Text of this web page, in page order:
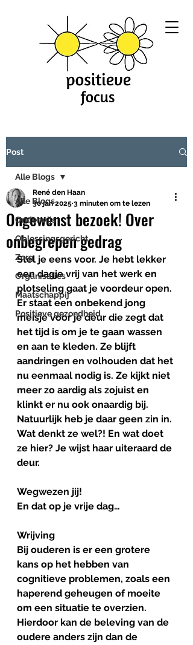
Post
Alle Blogs
Onderwijs
Oplossingsgericht
Zorg
Organisaties
Maatschappij
Positieve gezondheid
Alle Blogs
Ongewenst bezoek! Over
onbegrepen gedrag
René den Haan
30 jan 2025 3 minuten om te lezen
Stel je eens voor. Je hebt lekker
een dagje vrij van het werk en
plotseling gaat je voordeur open.
Er staat een onbekend jong
meisje voor je deur die zegt dat
het tijd is om je te gaan wassen
en aan te kleden. Ze blijft
aandringen en volhouden dat het
nu eenmaal nodig is. Ze kijkt niet
meer zo aardig als zojuist en
klinkt er nu ook onaardig bij.
Natuurlijk heb je daar geen zin in.
Wat denkt ze wel?! En wat doet
ze hier? Je wijst haar uiteraard de
deur.
Wegwezen jij!
En dat op je vrije dag…
Wrijving
Bij ouderen is er een grotere
kans op het hebben van
cognitieve problemen, zoals een
haperend geheugen of moeite
om een situatie te overzien.
Hierdoor kan de beleving van de
oudere anders zijn dan de